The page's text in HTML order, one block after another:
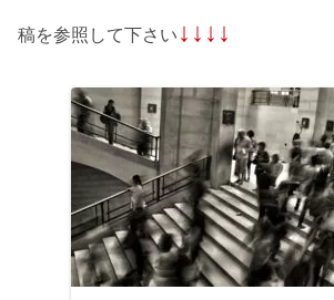
稿を参照して下さい ↓↓↓↓